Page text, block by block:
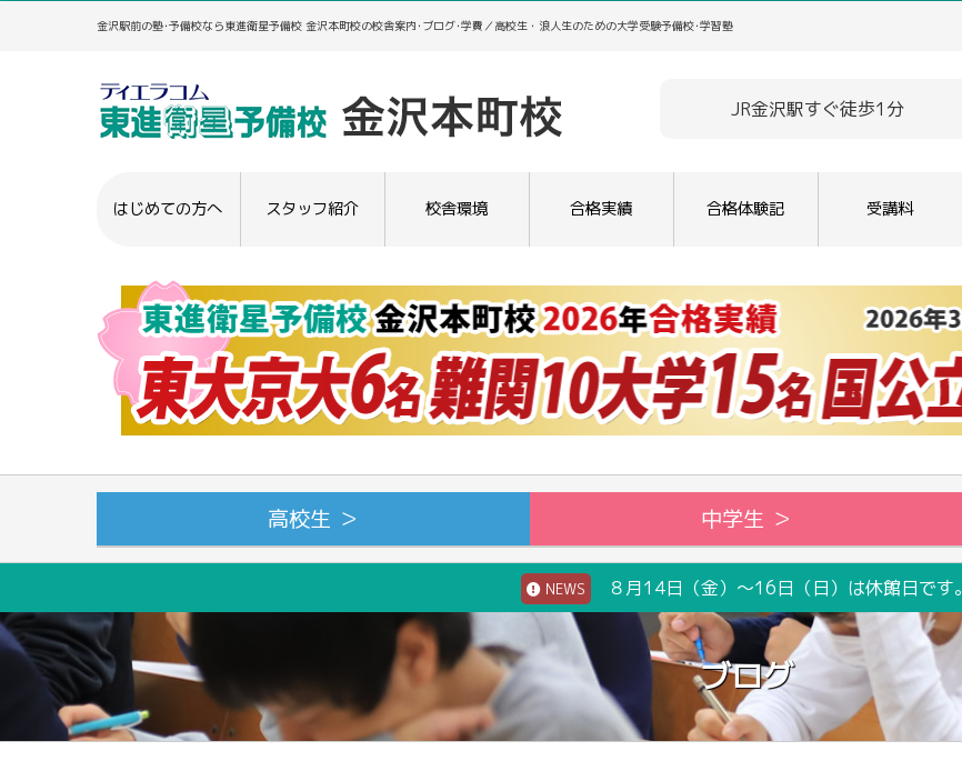
金沢駅前の塾･予備校なら東進衛星予備校 金沢本町校の校舎案内･ブログ･学費／高校生・浪人生のための大学受験予備校･学習塾
JR金沢駅すぐ徒歩1分
はじめての方へ スタッフ紹介 校舎環境 合格実績 合格体験記 受講料
高校生 ＞ 中学生 ＞
NEWS ８月14日（金）～16日（日）は休館日です。
ブログ